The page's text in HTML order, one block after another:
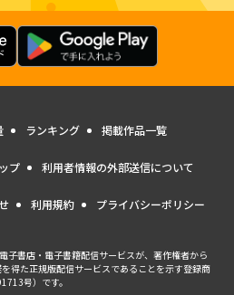
ランキング 掲載作品一覧
プ 利用者情報の外部送信について
利用規約 プライバシーポリシー
子書店・電子書籍配信サービスが、著作権者から
得た正規版配信サービスであることを示す登録商
号）です。